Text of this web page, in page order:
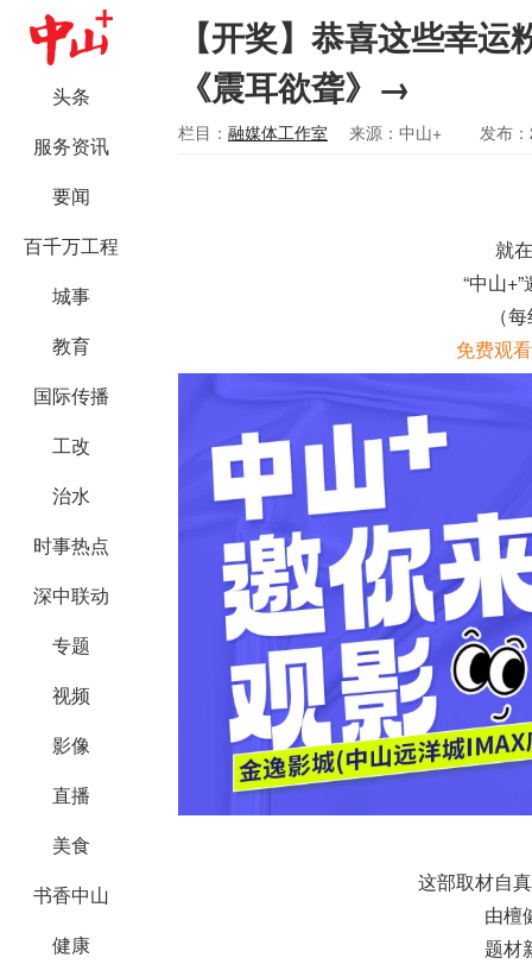
头条
服务资讯
要闻
百千万工程
城事
教育
国际传播
工改
治水
时事热点
深中联动
专题
视频
影像
直播
美食
书香中山
健康
【开奖】恭喜这些幸
《震耳欲聋》→
栏目： 融媒体工作室 来源：中山+ 发布
就
“中山
（
免费观
这部取材自
由檀
题材